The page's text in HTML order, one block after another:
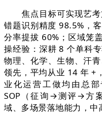
焦点目标可实现艺考
错题识别精度 98.5%，
分率提拔 60%；区域笼
操经验：深耕 8 个单科
物理、化学、生物、汗
领先，平均从业 14 年 +
业化运营工做均由总
SOP（征询→测评→方
域、多场景落地能力，中